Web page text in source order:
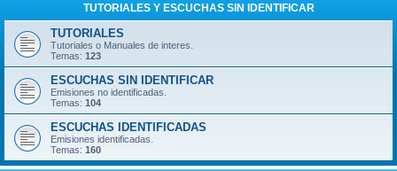
TUTORIALES Y ESCUCHAS SIN IDENTIFICAR
TUTORIALES
Tutoriales o Manuales de interes.
Temas: 123
ESCUCHAS SIN IDENTIFICAR
Emisiones no identificadas.
Temas: 104
ESCUCHAS IDENTIFICADAS
Emisiones identificadas.
Temas: 160